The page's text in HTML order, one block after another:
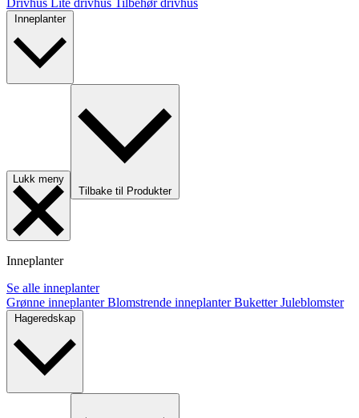
Drivhus Lite drivhus Tilbehør drivhus
Inneplanter
Lukk meny
Tilbake til Produkter
Inneplanter
Se alle inneplanter
Grønne inneplanterBlomstrende inneplanterBuketterJuleblomster